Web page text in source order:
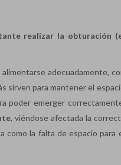
realizar la obturación
adecuadamente,
sirven para mantener el
poder emerger
, viéndose afectada la
como la falta de espacio para